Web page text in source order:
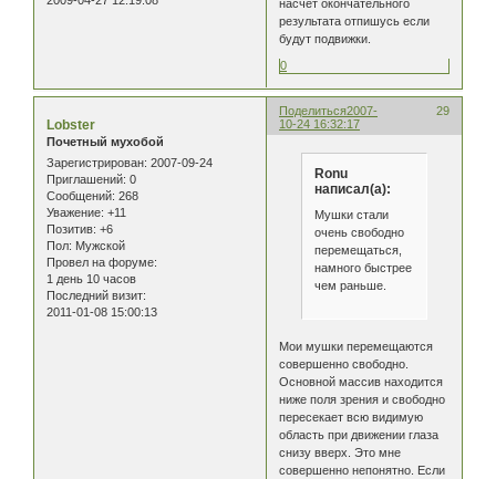
насчет окончательного
результата отпишусь если
будут подвижки.
0
Поделиться 29
2007-
10-24 16:32:17
Lobster
Почетный мухобой
Зарегистрирован: 2007-09-24
Приглашений: 0
Сообщений: 268
Уважение: +11
Позитив: +6
Пол: Мужской
Провел на форуме:
1 день 10 часов
Последний визит:
2011-01-08 15:00:13
Ronu
написал(а):
Мушки стали
очень свободно
перемещаться,
намного быстрее
чем раньше.
Мои мушки перемещаются
совершенно свободно.
Основной массив находится
ниже поля зрения и свободно
пересекает всю видимую
область при движении глаза
снизу вверх. Это мне
совершенно непонятно. Если